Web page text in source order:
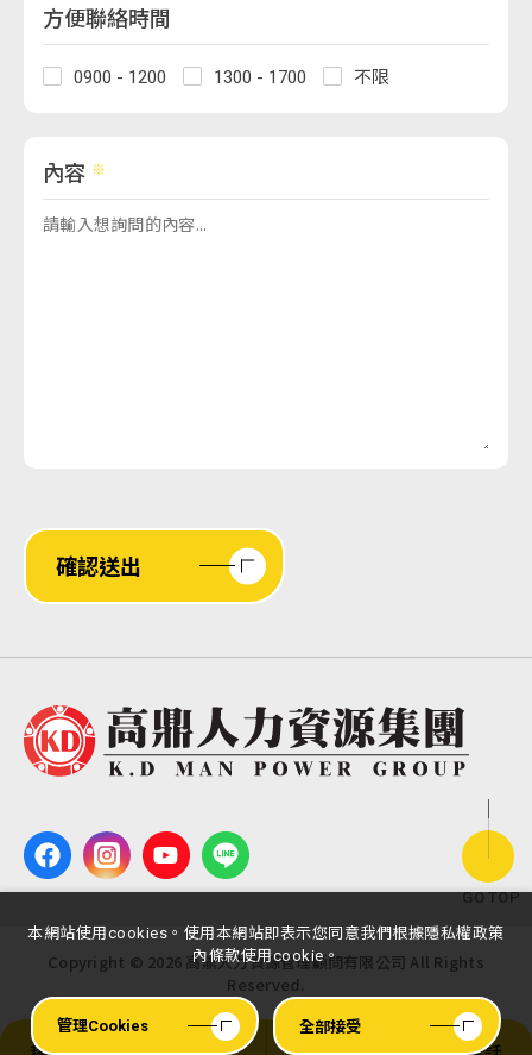
方便聯絡時間
0900 - 1200 1300 - 1700 不限
內容
確認送出
Copyright © 2026 高鼎人力資源管理顧問有限公司 All Rights
Reserved.
GO TOP
本網站使用cookies。使用本網站即表示您同意我們根據隱私權政策
內條款使用cookie。
管理Cookies 全部接受